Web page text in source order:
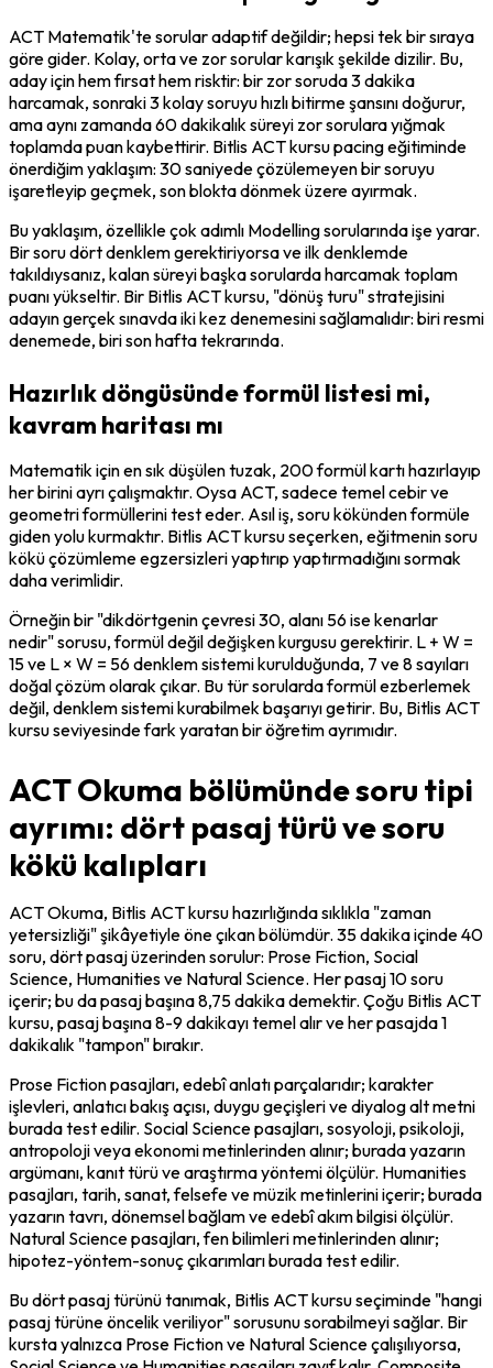
ACT Matematik'te sorular adaptif değildir; hepsi tek bir sıraya
göre gider. Kolay, orta ve zor sorular karışık şekilde dizilir. Bu,
aday için hem fırsat hem risktir: bir zor soruda 3 dakika
harcamak, sonraki 3 kolay soruyu hızlı bitirme şansını doğurur,
ama aynı zamanda 60 dakikalık süreyi zor sorulara yığmak
toplamda puan kaybettirir. Bitlis ACT kursu pacing eğitiminde
önerdiğim yaklaşım: 30 saniyede çözülemeyen bir soruyu
işaretleyip geçmek, son blokta dönmek üzere ayırmak.
Bu yaklaşım, özellikle çok adımlı Modelling sorularında işe yarar.
Bir soru dört denklem gerektiriyorsa ve ilk denklemde
takıldıysanız, kalan süreyi başka sorularda harcamak toplam
puanı yükseltir. Bir Bitlis ACT kursu, "dönüş turu" stratejisini
adayın gerçek sınavda iki kez denemesini sağlamalıdır: biri resmi
denemede, biri son hafta tekrarında.
Hazırlık döngüsünde formül listesi mi,
kavram haritası mı
Matematik için en sık düşülen tuzak, 200 formül kartı hazırlayıp
her birini ayrı çalışmaktır. Oysa ACT, sadece temel cebir ve
geometri formüllerini test eder. Asıl iş, soru kökünden formüle
giden yolu kurmaktır. Bitlis ACT kursu seçerken, eğitmenin soru
kökü çözümleme egzersizleri yaptırıp yaptırmadığını sormak
daha verimlidir.
Örneğin bir "dikdörtgenin çevresi 30, alanı 56 ise kenarlar
nedir" sorusu, formül değil değişken kurgusu gerektirir. L + W =
15 ve L × W = 56 denklem sistemi kurulduğunda, 7 ve 8 sayıları
doğal çözüm olarak çıkar. Bu tür sorularda formül ezberlemek
değil, denklem sistemi kurabilmek başarıyı getirir. Bu, Bitlis ACT
kursu seviyesinde fark yaratan bir öğretim ayrımıdır.
ACT Okuma bölümünde soru tipi
ayrımı: dört pasaj türü ve soru
kökü kalıpları
ACT Okuma, Bitlis ACT kursu hazırlığında sıklıkla "zaman
yetersizliği" şikâyetiyle öne çıkan bölümdür. 35 dakika içinde 40
soru, dört pasaj üzerinden sorulur: Prose Fiction, Social
Science, Humanities ve Natural Science. Her pasaj 10 soru
içerir; bu da pasaj başına 8,75 dakika demektir. Çoğu Bitlis ACT
kursu, pasaj başına 8-9 dakikayı temel alır ve her pasajda 1
dakikalık "tampon" bırakır.
Prose Fiction pasajları, edebî anlatı parçalarıdır; karakter
işlevleri, anlatıcı bakış açısı, duygu geçişleri ve diyalog alt metni
burada test edilir. Social Science pasajları, sosyoloji, psikoloji,
antropoloji veya ekonomi metinlerinden alınır; burada yazarın
argümanı, kanıt türü ve araştırma yöntemi ölçülür. Humanities
pasajları, tarih, sanat, felsefe ve müzik metinlerini içerir; burada
yazarın tavrı, dönemsel bağlam ve edebî akım bilgisi ölçülür.
Natural Science pasajları, fen bilimleri metinlerinden alınır;
hipotez-yöntem-sonuç çıkarımları burada test edilir.
Bu dört pasaj türünü tanımak, Bitlis ACT kursu seçiminde "hangi
pasaj türüne öncelik veriliyor" sorusunu sorabilmeyi sağlar. Bir
kursta yalnızca Prose Fiction ve Natural Science çalışılıyorsa,